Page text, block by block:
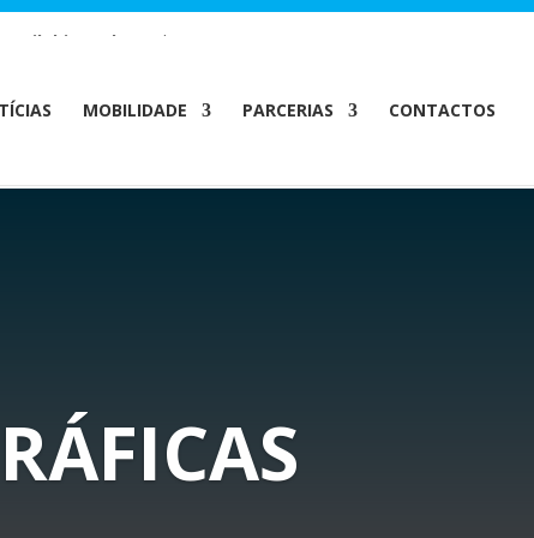
on line
MOBILIDADE PARCERIAS CONTACTOS